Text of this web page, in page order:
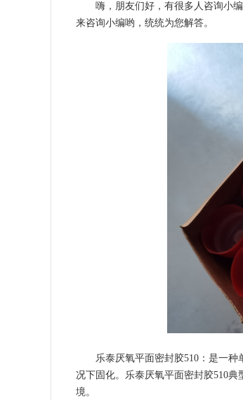
嗨，朋友们好，有很多人咨询小编
来咨询小编哟，统统为您解答。
乐泰厌氧平面密封胶510：是一
况下固化。乐泰厌氧平面密封胶510
境。